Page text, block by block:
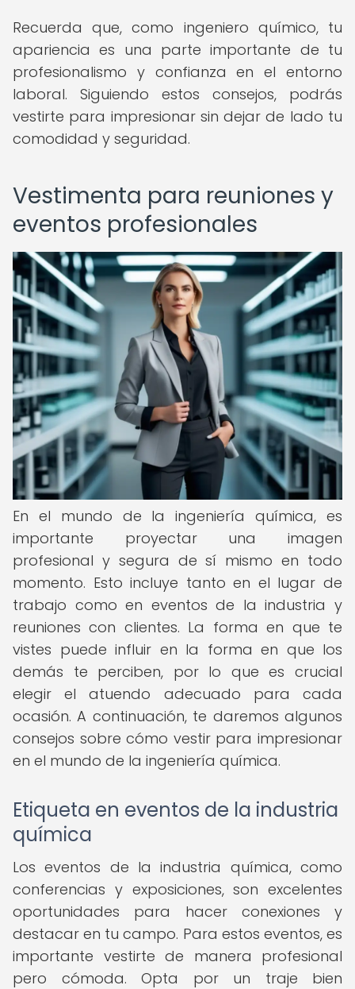
Recuerda que, como ingeniero químico, tu
apariencia es una parte importante de tu
profesionalismo y confianza en el entorno
laboral. Siguiendo estos consejos, podrás
vestirte para impresionar sin dejar de lado tu
comodidad y seguridad.
Vestimenta para reuniones y
eventos profesionales
En el mundo de la ingeniería química, es
importante proyectar una imagen
profesional y segura de sí mismo en todo
momento. Esto incluye tanto en el lugar de
trabajo como en eventos de la industria y
reuniones con clientes. La forma en que te
vistes puede influir en la forma en que los
demás te perciben, por lo que es crucial
elegir el atuendo adecuado para cada
ocasión. A continuación, te daremos algunos
consejos sobre cómo vestir para impresionar
en el mundo de la ingeniería química.
Etiqueta en eventos de la industria
química
Los eventos de la industria química, como
conferencias y exposiciones, son excelentes
oportunidades para hacer conexiones y
destacar en tu campo. Para estos eventos, es
importante vestirte de manera profesional
pero cómoda. Opta por un traje bien